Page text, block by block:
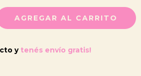
y tenés envío gratis!